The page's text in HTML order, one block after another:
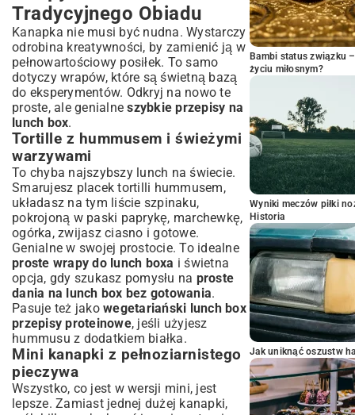
Tradycyjnego Obiadu
Kanapka nie musi być nudna. Wystarczy
odrobina kreatywności, by zamienić ją w
pełnowartościowy posiłek. To samo
dotyczy wrapów, które są świetną bazą
do eksperymentów. Odkryj na nowo te
proste, ale genialneszybkie przepisy na
lunch box.
Tortille z hummusem i świeżymi
warzywami
To chyba najszybszy lunch na świecie.
Smarujesz placek tortilli hummusem,
układasz na tym liście szpinaku,
pokrojoną w paski paprykę, marchewkę,
ogórka, zwijasz ciasno i gotowe.
Genialne w swojej prostocie. To idealne
proste wrapy do lunch boxa i świetna
opcja, gdy szukasz pomysłu na proste
dania na lunch box bez gotowania.
Pasuje też jako wegetariański lunch box
przepisy proteinowe, jeśli użyjesz
hummusu z dodatkiem białka.
Mini kanapki z pełnoziarnistego
pieczywa
Wszystko, co jest w wersji mini, jest
lepsze. Zamiast jednej dużej kanapki,
Bambi status związku
życiu miłosnym?
Wyniki meczów piłki
Historia
Jak uniknąć oszustw